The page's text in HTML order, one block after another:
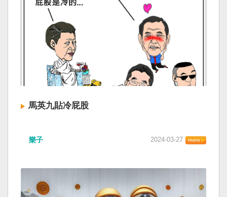
馬英九貼冷屁股
樂子 2024-03-27